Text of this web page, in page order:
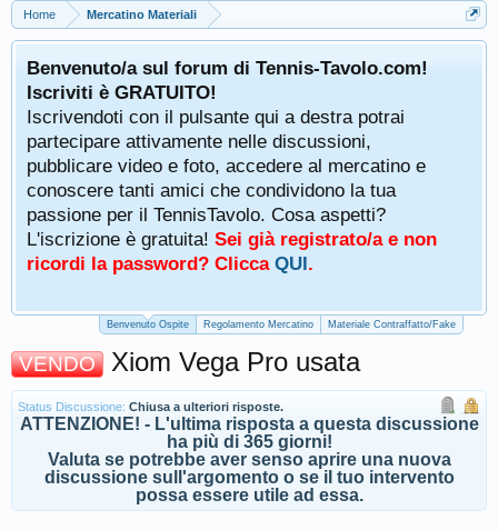
Home Mercatino Materiali
Benvenuto/a sul forum di Tennis-Tavolo.com!
Iscriviti è GRATUITO!
Iscrivendoti con il pulsante qui a destra potrai
partecipare attivamente nelle discussioni,
pubblicare video e foto, accedere al mercatino e
conoscere tanti amici che condividono la tua
passione per il TennisTavolo. Cosa aspetti?
L'iscrizione è gratuita! Sei già registrato/a e non
ricordi la password? Clicca QUI.
Benvenuto Ospite Regolamento Mercatino Materiale Contraffatto/Fake
VENDO Xiom Vega Pro usata
Status Discussione: Chiusa a ulteriori risposte.
ATTENZIONE! - L'ultima risposta a questa discussione
ha più di 365 giorni!
Valuta se potrebbe aver senso aprire una nuova
discussione sull'argomento o se il tuo intervento
possa essere utile ad essa.